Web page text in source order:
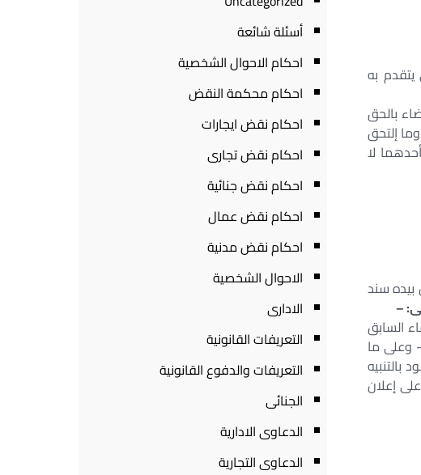
يتقدم به
بالحق
إلتحق
لا
بيده سند
–
السابق
وعلى ما
على إعلان
أسئلة شائعة
احكام الاحوال الشخصية
احكام محكمة النقض
احكام نقض ايجارات
احكام نقض تجارى
احكام نقض جنائية
احكام نقض عمال
احكام نقض مدنية
الاحوال الشخصية
الادارى
التعريفات القانونية
التعريفات والدفوع القانونية
الجنائى
الدعاوى الادارية
الدعاوى التجارية